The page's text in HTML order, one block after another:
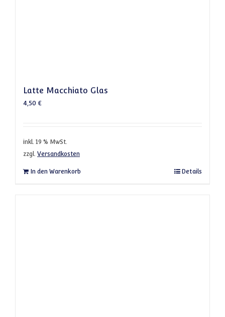
Latte Macchiato Glas
4,50 €
inkl. 19 % MwSt.
zzgl. Versandkosten
In den Warenkorb Details